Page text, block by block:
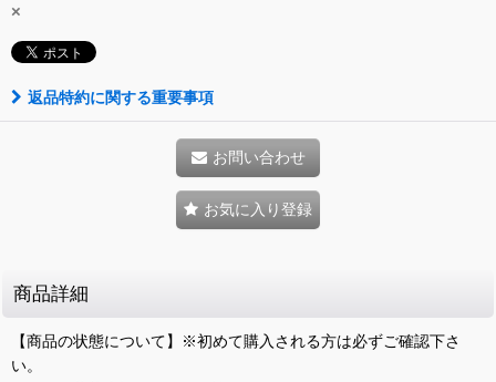
×
返品特約に関する重要事項
お問い合わせ
お気に入り登録
商品詳細
【商品の状態について】※初めて購入される方は必ずご確認下さ
い。